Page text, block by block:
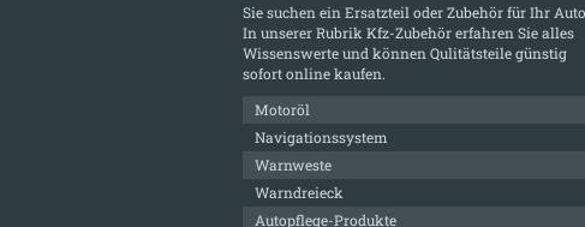
Sie suchen ein Ersatzteil oder Zubehör für Ihr
In unserer Rubrik Kfz-Zubehörerfahren Sie alles
Wissenswerte und können Qulitätsteile günstig
sofort online kaufen.
Motoröl
Navigationssystem
Warnweste
Warndreieck
Autopflege-Produkte